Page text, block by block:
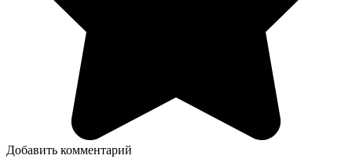
Добавить комментарий